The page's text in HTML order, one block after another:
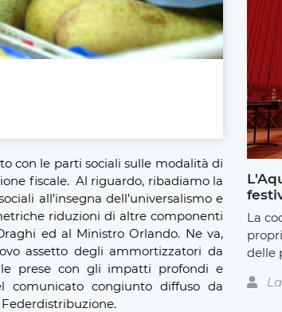
con le parti sociali sulle modalità di
fiscale. Al riguardo, ribadiamo la
all’insegna dell’universalismo e
riduzioni di altre componenti
ed al Ministro Orlando. Ne va,
assetto degli ammortizzatori da
prese con gli impatti profondi e
comunicato congiunto diffuso da
Federdistribuzione.
La
delle